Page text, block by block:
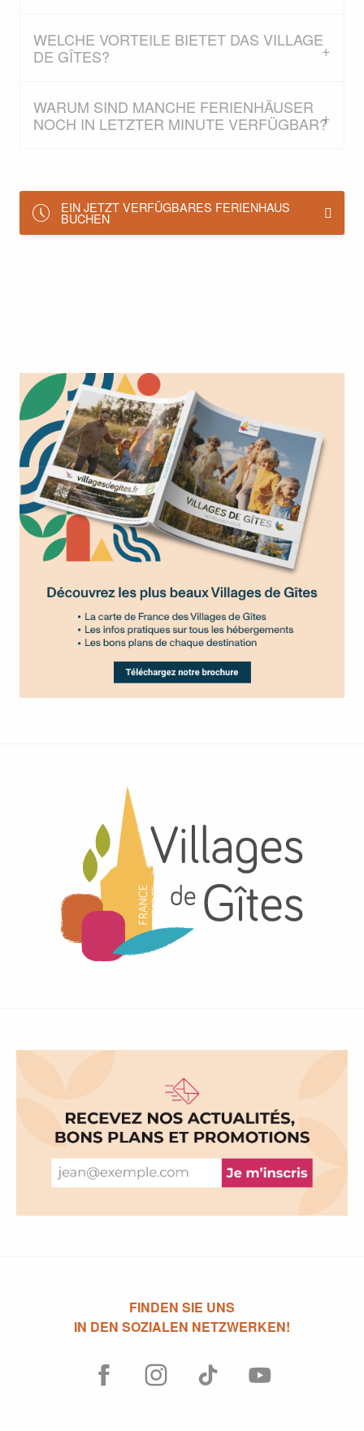
WELCHE VORTEILE BIETET DAS VILLAGE
DE GÎTES?
WARUM SIND MANCHE FERIENHÄUSER
NOCH IN LETZTER MINUTE VERFÜGBAR?
EIN JETZT VERFÜGBARES FERIENHAUS
BUCHEN
FINDEN SIE UNS
IN DEN SOZIALEN NETZWERKEN!